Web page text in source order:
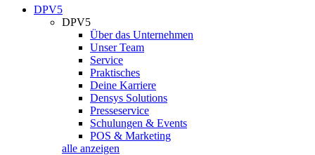
DPV5
DPV5
Über das Unternehmen
Unser Team
Service
Praktisches
Deine Karriere
Densys Solutions
Presseservice
Schulungen & Events
POS & Marketing
alle anzeigen